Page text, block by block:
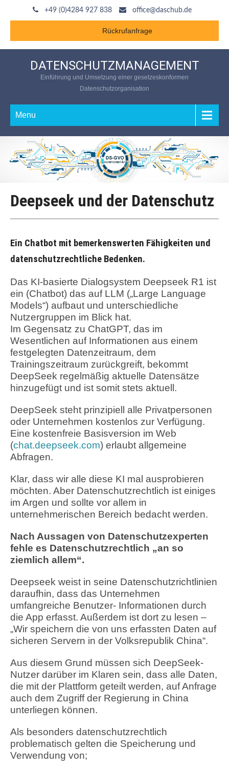
+49 (0)4284 927 838 office@daschub.de
Rückrufanfrage
DATENSCHUTZMANAGEMENT
Einführung und Umsetzung einer gesetzeskonformen
Datenschutzorganisation
Menu
Deepseek und der Datenschutz
Ein Chatbot mit bemerkenswerten Fähigkeiten und
datenschutzrechtliche Bedenken.
Das KI-basierte Dialogsystem Deepseek R1 ist
ein (Chatbot) das auf LLM („Large Language
Models“) aufbaut und unterschiedliche
Nutzergruppen im Blick hat.
Im Gegensatz zu ChatGPT, das im
Wesentlichen auf Informationen aus einem
festgelegten Datenzeitraum, dem
Trainingszeitraum zurückgreift, bekommt
DeepSeek regelmäßig aktuelle Datensätze
hinzugefügt und ist somit stets aktuell.
DeepSeek steht prinzipiell alle Privatpersonen
oder Unternehmen kostenlos zur Verfügung.
Eine kostenfreie Basisversion im Web
(chat.deepseek.com) erlaubt allgemeine
Abfragen.
Klar, dass wir alle diese KI mal ausprobieren
möchten. Aber Datenschutzrechtlich ist einiges
im Argen und sollte vor allem in
unternehmerischen Bereich bedacht werden.
Nach Aussagen von Datenschutzexperten
fehle es Datenschutzrechtlich „an so
ziemlich allem“.
Deepseek weist in seine Datenschutzrichtlinien
daraufhin, dass das Unternehmen
umfangreiche Benutzer- Informationen durch
die App erfasst. Außerdem ist dort zu lesen –
„Wir speichern die von uns erfassten Daten auf
sicheren Servern in der Volksrepublik China“.
Aus diesem Grund müssen sich DeepSeek-
Nutzer darüber im Klaren sein, dass alle Daten,
die mit der Plattform geteilt werden, auf Anfrage
auch dem Zugriff der Regierung in China
unterliegen können.
Als besonders datenschutzrechtlich
problematisch gelten die Speicherung und
Verwendung von;